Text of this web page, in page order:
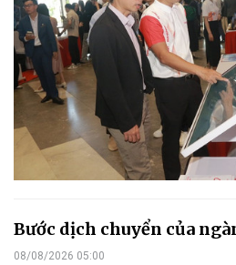
Bước dịch chuyển của
08/08/2026 05:00